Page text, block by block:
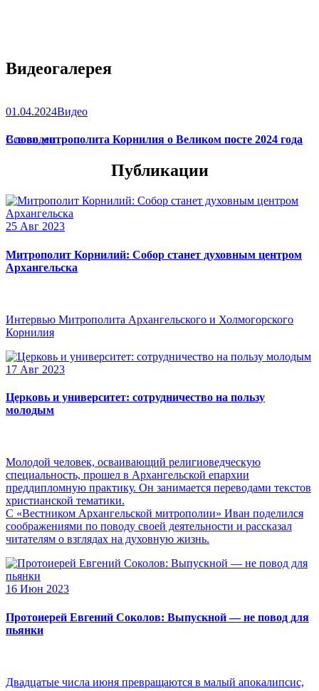
Видеогалерея
01.04.2024Видео
Слово митрополита Корнилия о Великом посте 2024 года
Все видео
Публикации
25 Авг 2023
Митрополит Корнилий: Собор станет духовным центром
Архангельска
Интервью Митрополита Архангельского и Холмогорского
Корнилия
17 Авг 2023
Церковь и университет: сотрудничество на пользу
молодым
Молодой человек, осваивающий религиоведческую
специальность, прошел в Архангельской епархии
преддипломную практику. Он занимается переводами текстов
христианской тематики.
С «Вестником Архангельской митрополии» Иван поделился
соображениями по поводу своей деятельности и рассказал
читателям о взглядах на духовную жизнь.
16 Июн 2023
Протоиерей Евгений Соколов: Выпускной — не повод для
пьянки
Двадцатые числа июня превращаются в малый апокалипсис,